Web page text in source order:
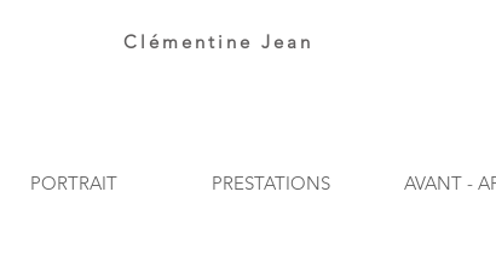
Clémentine Jean​
PORTRAIT PRESTATIONS AVANT -